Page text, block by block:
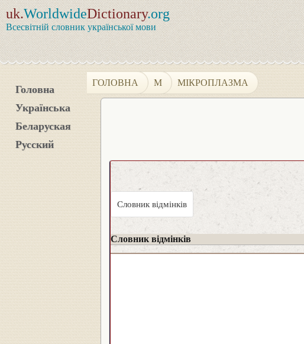
uk.WorldwideDictionary.org
Всесвітній словник української мови
Головна
Українська
Беларуская
Русский
ГОЛОВНА М МІКРОПЛАЗМА
Словник відмінків
Словник відмінків